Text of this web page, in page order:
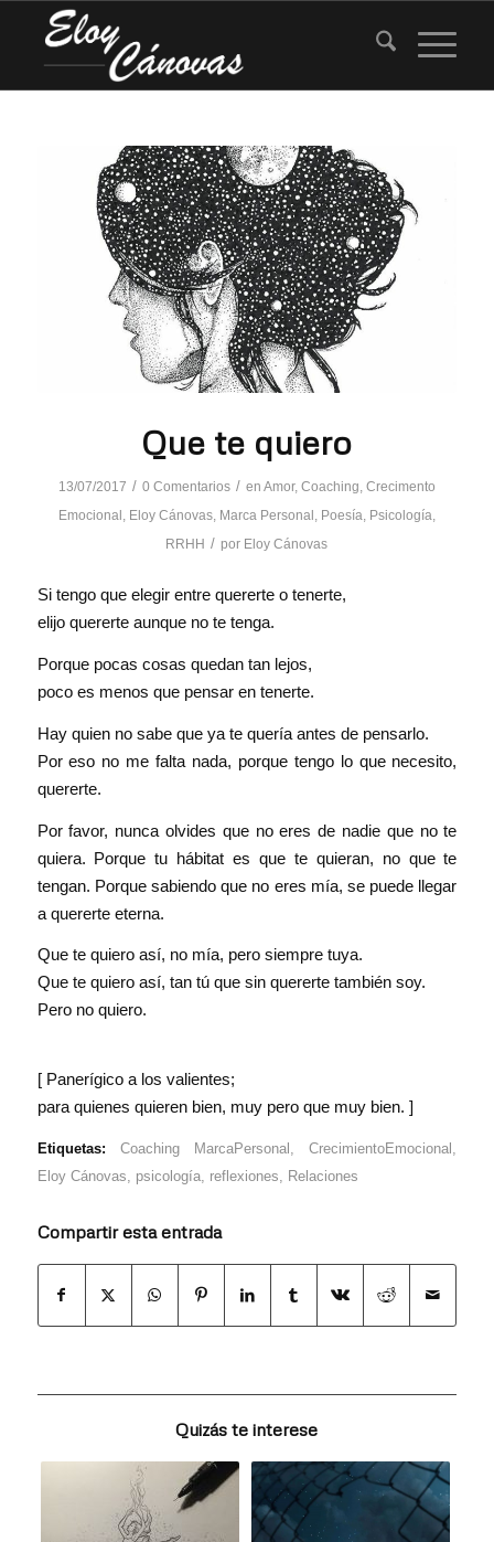
Que te quiero
13/07/2017 / 0 Comentarios / en Amor, Coaching Crecimento
Emocional Eloy Cánovas, Marca Personal Poesía Psicología
RRHH / por Eloy Cánovas
Si tengo que elegir entre quererte o tenerte,
elijo quererte aunque no te tenga.
Porque pocas cosas quedan tan lejos,
poco es menos que pensar en tenerte.
Hay quien no sabe que ya te quería antes de pensarlo.
Por eso no me falta nada, porque tengo lo que necesito,
quererte.
Por favor, nunca olvides que no eres de nadie que no te
quiera. Porque tu hábitat es que te quieran, no que te
tengan. Porque sabiendo que no eres mía, se puede llegar
a quererte eterna.
Que te quiero así, no mía, pero siempre tuya.
Que te quiero así, tan tú que sin quererte también soy.
Pero no quiero.
[ Panerígico a los valientes;
para quienes quieren bien, muy pero que muy bien. ]
Etiquetas: Coaching MarcaPersonal ,CrecimientoEmocional
Eloy Cánovas
psicología, reflexiones Relaciones
Compartir esta entrada
Quizás te interese